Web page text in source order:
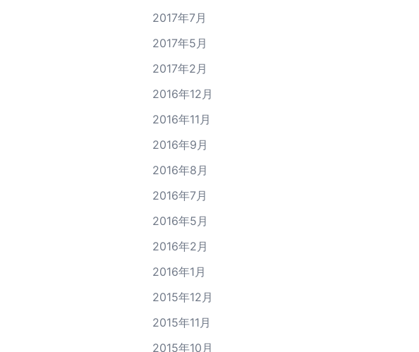
2017年7月
2017年5月
2017年2月
2016年12月
2016年11月
2016年9月
2016年8月
2016年7月
2016年5月
2016年2月
2016年1月
2015年12月
2015年11月
2015年10月